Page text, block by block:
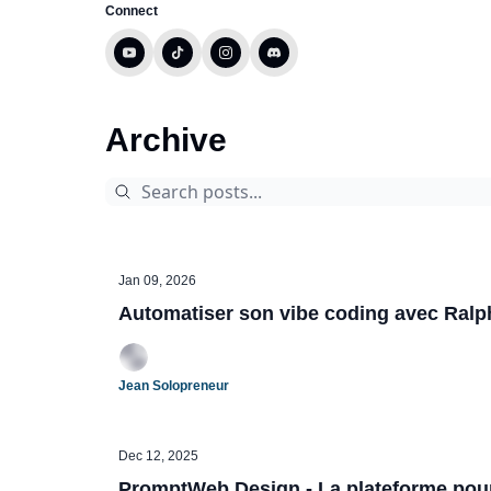
Connect
Archive
Jan 09, 2026
Automatiser son vibe coding avec
Jean Solopreneur
Dec 12, 2025